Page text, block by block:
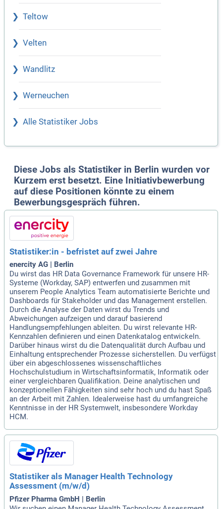
Teltow
Velten
Wandlitz
Werneuchen
Alle Statistiker Jobs
Diese Jobs als Statistiker in Berlin wurden vor
Kurzem erst besetzt. Eine Initiativbewerbung
auf diese Positionen könnte zu einem
Bewerbungsgespräch führen.
Statistiker:in - befristet auf zwei Jahre
enercity AG | Berlin
Du wirst das HR Data Governance Framework für unsere HR-
Systeme (Workday, SAP) entwerfen und zusammen mit
unserem People Analytics Team automatisierte Berichte und
Dashboards für Stakeholder und das Management erstellen.
Durch die Analyse der Daten wirst du Trends und
Abweichungen aufzeigen und darauf basierend
Handlungsempfehlungen ableiten. Du wirst relevante HR-
Kennzahlen definieren und einen Datenkatalog entwickeln.
Darüber hinaus wirst du die Datenqualität durch Aufbau und
Einhaltung entsprechender Prozesse sicherstellen. Du verfügst
über ein abgeschlossenes wissenschaftliches
Hochschulstudium in Wirtschaftsinformatik, Informatik oder
einer vergleichbaren Qualifikation. Deine analytischen und
konzeptionellen Fähigkeiten sind sehr hoch und du hast Spaß
an der Arbeit mit Zahlen. Idealerweise hast du umfangreiche
Kenntnisse in der HR Systemwelt, insbesondere Workday
HCM.
Statistiker als Manager Health Technology
Assessment (m/w/d)
Pfizer Pharma GmbH | Berlin